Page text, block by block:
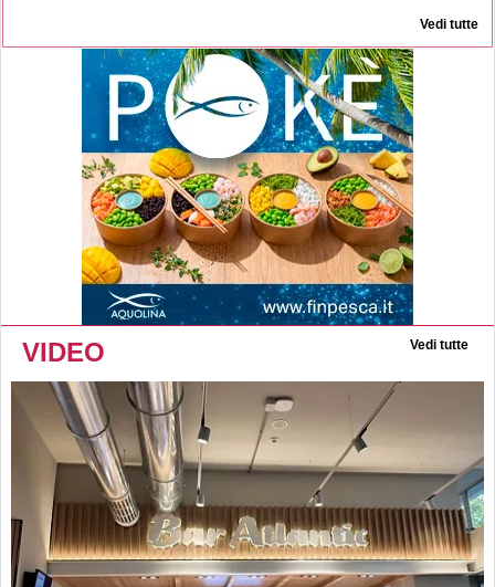
Vedi tutte
VIDEO Vedi tutte